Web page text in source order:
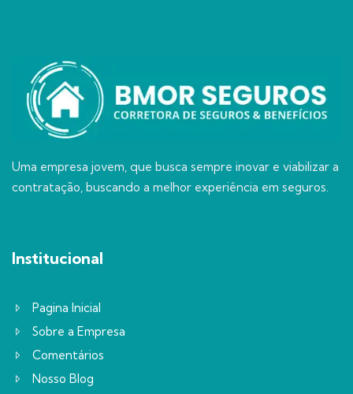
Uma empresa jovem, que busca sempre inovar e viabilizar a
contratação, buscando a melhor experiência em seguros.
Institucional
Pagina Inicial
Sobre a Empresa
Comentários
Nosso Blog